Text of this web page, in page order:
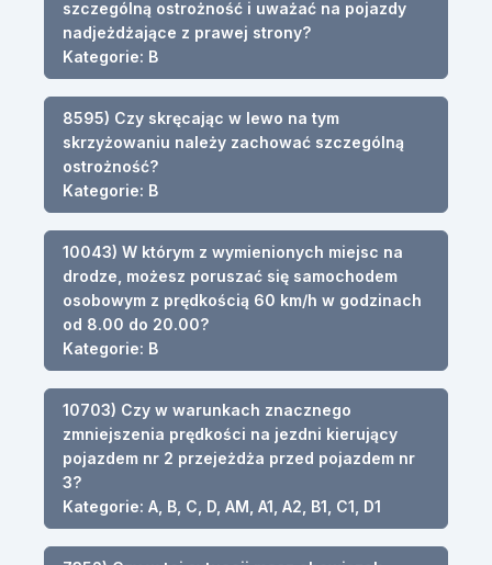
szczególną ostrożność i uważać na pojazdy
nadjeżdżające z prawej strony?
Kategorie: B
8595) Czy skręcając w lewo na tym
skrzyżowaniu należy zachować szczególną
ostrożność?
Kategorie: B
10043) W którym z wymienionych miejsc na
drodze, możesz poruszać się samochodem
osobowym z prędkością 60 km/h w godzinach
od 8.00 do 20.00?
Kategorie: B
10703) Czy w warunkach znacznego
zmniejszenia prędkości na jezdni kierujący
pojazdem nr 2 przejeżdża przed pojazdem nr
3?
Kategorie: A, B, C, D, AM, A1, A2, B1, C1, D1